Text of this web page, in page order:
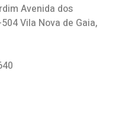
Avenida dos
Vila Nova de Gaia,